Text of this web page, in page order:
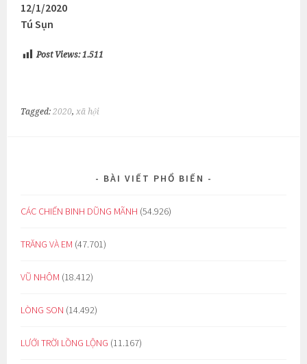
12/1/2020
Tú Sụn
Post Views: 1.511
Tagged:2020,xã hội
BÀI VIẾT PHỔ BIẾN
CÁC CHIẾN BINH DŨNG MÃNH (54.926)
TRĂNG VÀ EM (47.701)
VŨ NHÔM (18.412)
LÒNG SON (14.492)
LƯỚI TRỜI LỒNG LỘNG (11.167)